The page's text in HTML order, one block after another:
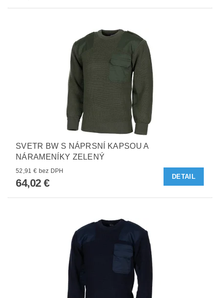
SVETR BW S NÁPRSNÍ KAPSOU A
NÁRAMENÍKY ZELENÝ
52,91 € bez DPH
64,02 €
DETAIL